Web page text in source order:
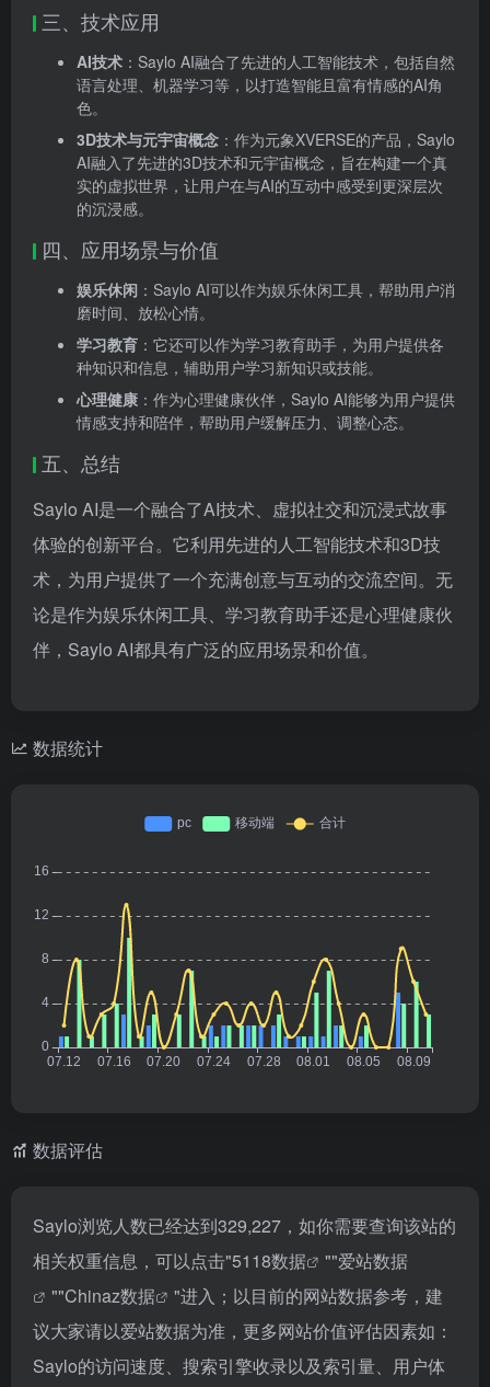
三、技术应用
AI技术 ：Saylo AI融合了先进的人工智能技术，包括自然
语言处理、机器学习等，以打造智能且富有情感的AI角
色。
3D技术与元宇宙概念 ：作为元象XVERSE的产品，Saylo
AI融入了先进的3D技术和元宇宙概念，旨在构建一个真
实的虚拟世界，让用户在与AI的互动中感受到更深层次
的沉浸感。
四、应用场景与价值
娱乐休闲 ：Saylo AI可以作为娱乐休闲工具，帮助用户消
磨时间、放松心情。
学习教育 ：它还可以作为学习教育助手，为用户提供各
种知识和信息，辅助用户学习新知识或技能。
心理健康 ：作为心理健康伙伴，Saylo AI能够为用户提供
情感支持和陪伴，帮助用户缓解压力、调整心态。
五、总结
Saylo AI是一个融合了AI技术、虚拟社交和沉浸式故事
体验的创新平台。它利用先进的人工智能技术和3D技
术，为用户提供了一个充满创意与互动的交流空间。无
论是作为娱乐休闲工具、学习教育助手还是心理健康伙
伴，Saylo AI都具有广泛的应用场景和价值。
数据统计
数据评估
Saylo浏览人数已经达到329,227，如你需要查询该站的
相关权重信息，可以点击"5118数据 ""爱站数据
""Chinaz数据
"进入；以目前的网站数据参考，建
议大家请以爱站数据为准，更多网站价值评估因素如：
Saylo的访问速度、搜索引擎收录以及索引量、用户体